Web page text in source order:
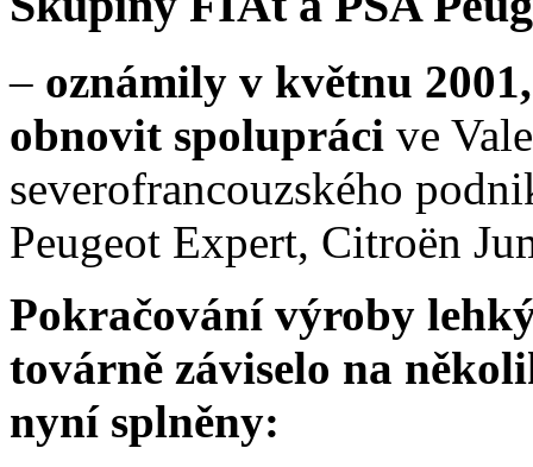
– oznámily v květnu
obnovit spolupráci ve
severofrancouzského
Peugeot Expert, Citroën
Pokračování výroby
továrně záviselo na
nyní splněny: